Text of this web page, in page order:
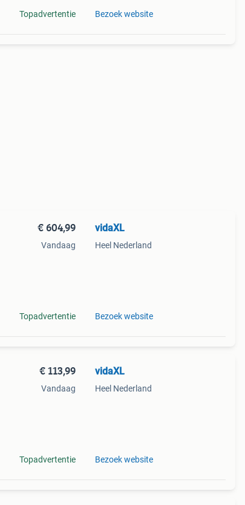
Topadvertentie Bezoek website
€ 604,99
Vandaag
Topadvertentie
vidaXL
Heel Nederland
Bezoek website
€ 113,99
Vandaag
Topadvertentie
vidaXL
Heel Nederland
Bezoek website